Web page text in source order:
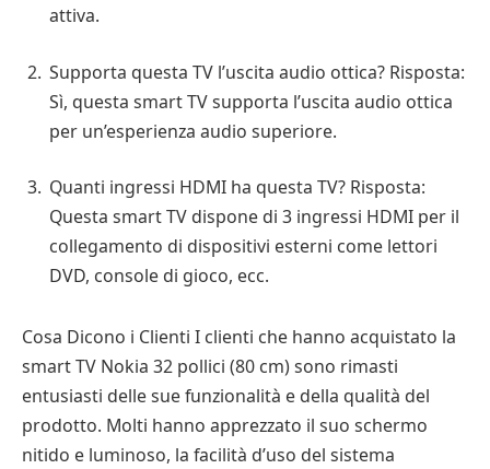
attiva.
Supporta questa TV l’uscita audio ottica? Risposta:
Sì, questa smart TV supporta l’uscita audio ottica
per un’esperienza audio superiore.
Quanti ingressi HDMI ha questa TV? Risposta:
Questa smart TV dispone di 3 ingressi HDMI per il
collegamento di dispositivi esterni come lettori
DVD, console di gioco, ecc.
Cosa Dicono i Clienti I clienti che hanno acquistato la
smart TV Nokia 32 pollici (80 cm) sono rimasti
entusiasti delle sue funzionalità e della qualità del
prodotto. Molti hanno apprezzato il suo schermo
nitido e luminoso, la facilità d’uso del sistema